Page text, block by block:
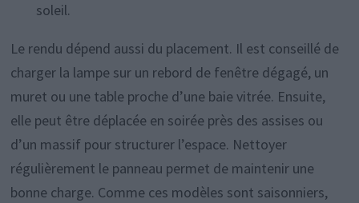
soleil.
Le rendu dépend aussi du placement. Il est conseillé de
charger la lampe sur un rebord de fenêtre dégagé, un
muret ou une table proche d’une baie vitrée. Ensuite,
elle peut être déplacée en soirée près des assises ou
d’un massif pour structurer l’espace. Nettoyer
régulièrement le panneau permet de maintenir une
bonne charge. Comme ces modèles sont saisonniers,